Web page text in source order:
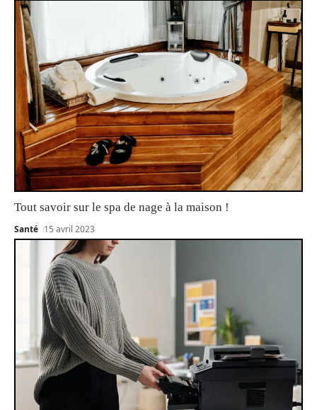
Tout savoir sur le spa de nage à la maison !
Santé 15 avril 2023